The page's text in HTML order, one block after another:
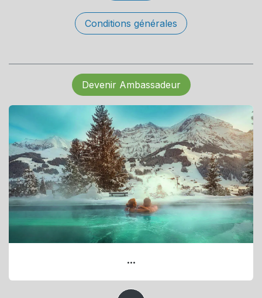
Conditions générales
Devenir Ambassadeur
...